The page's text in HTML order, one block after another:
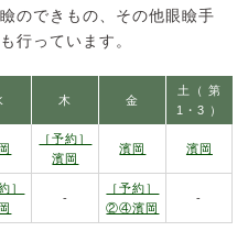
のできもの、その他眼瞼手
行っています。
木 金
土（ 第
1・3 ）
［予約］
濱岡
濱岡 濱岡
］
-
［予約］
②④濱岡
-